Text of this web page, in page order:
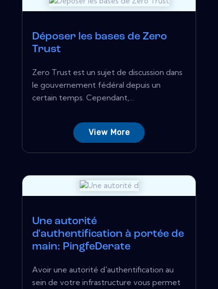
Déposer les bases de Zero
Trust
Zero Trust est un sujet de discussion dans
le gouvernement fédéral depuis un
certain temps. Cependant,...
View More
Une autorité
d'authentification à portée de
main: PingfeDerate
Avoir une autorité d'authentification au
sein de votre infrastructure vous permet